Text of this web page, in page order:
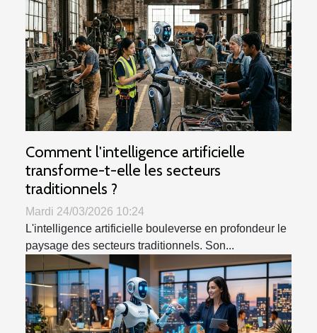
Comment l'intelligence artificielle
transforme-t-elle les secteurs
traditionnels ?
Mardi 24/03/2026 10:24
L'intelligence artificielle bouleverse en profondeur le
paysage des secteurs traditionnels. Son...